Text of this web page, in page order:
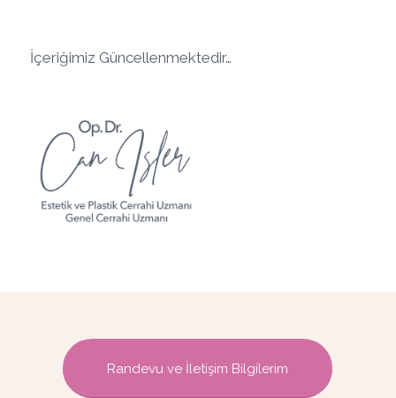
İçeriğimiz Güncellenmektedir…
Randevu ve İletişim Bilgilerim